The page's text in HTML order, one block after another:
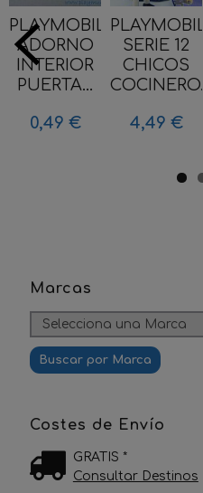
Marcas
Costes de Envío
GRATIS *
Consultar Destinos
PLAYMOBIL
ADORNO
INTERIOR
PUERTA...
0,49 €
PLAYMOBIL
SERIE 12
CHICOS
COCINERO...
4,49 €